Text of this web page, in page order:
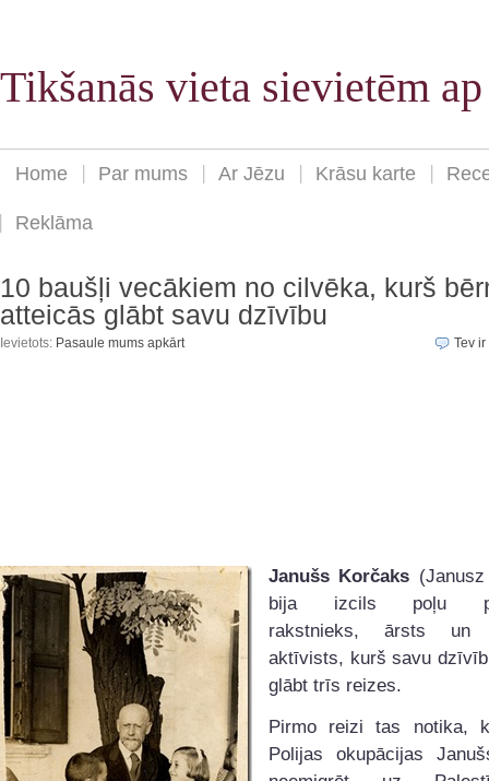
Tikšanās vieta sievietēm
Home Par mums Ar Jēzu Krāsu karte
Reklāma
10 baušļi vecākiem no cilvēka, kurš
atteicās glābt savu dzīvību
Ievietots: Pasaule mums apkārt Tev ir
Janušs Korčaks
bija izcils poļu
rakstnieks, ārsts un
aktīvists, kurš savu
glābt trīs reizes.
Pirmo reizi tas notika,
Polijas okupācijas